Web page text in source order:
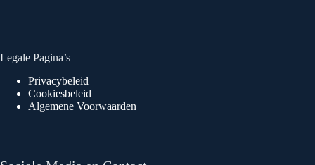
Legale Pagina’s
Privacybeleid
Cookiesbeleid
Algemene Voorwaarden